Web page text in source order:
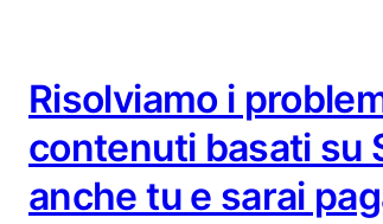
Risolviamo i
contenuti basati su
anche tu e sarai